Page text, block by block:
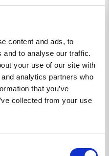
content and ads, to
and to analyse our traffic.
your use of our site with
analytics partners who
that you’ve
collected from your use
FRAM OCH BAKTILL